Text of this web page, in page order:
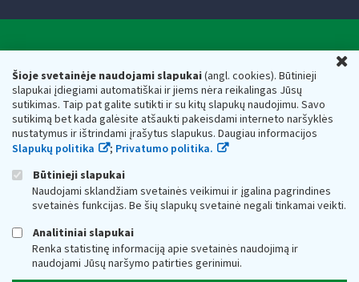
Šioje svetainėje naudojami slapukai(angl. cookies). Būtinieji
slapukai įdiegiami automatiškai ir jiems nėra reikalingas Jūsų
sutikimas. Taip pat galite sutikti ir su kitų slapukų naudojimu. Savo
sutikimą bet kada galėsite atšaukti pakeisdami interneto naršyklės
nustatymus ir ištrindami įrašytus slapukus. Daugiau informacijos
Slapukų politika
; Privatumo politika.
Būtinieji slapukai
Naudojami sklandžiam svetainės veikimui ir įgalina pagrindines
svetainės funkcijas. Be šių slapukų svetainė negali tinkamai veikti.
Analitiniai slapukai
Renka statistinę informaciją apie svetainės naudojimą ir
naudojami Jūsų naršymo patirties gerinimui.
Respublikos finansų ministerijos
Biudžetinė įstaiga. Juridinio asmens kodas — 188659752,
adresas: Vasario 16-osios g. 14, 01107 Vilnius, Lietuva, el.paštas:
vmi@vmi.lt, E. pristatymo dėžutės adresas 188659752
Duomenys apie Valstybinę mokesčių inspekciją prie Lietuvos
Respublikos finansų ministerijos kaupiami ir saugomi Juridinių